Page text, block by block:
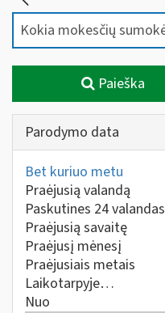
Paieška
Parodymo data
Bet kuriuo metu
Praėjusią valandą
Paskutines 24 valandas
Praėjusią savaitę
Praėjusį mėnesį
Praėjusiais metais
Laikotarpyje…
Nuo